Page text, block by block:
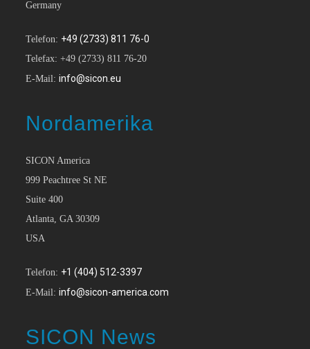
Germany
Telefon: +49 (2733) 811 76-0
Telefax: +49 (2733) 811 76-20
E-Mail:info@sicon.eu
Nordamerika
SICON America
999 Peachtree St NE
Suite 400
Atlanta, GA 30309
USA
Telefon: +1 (404) 512-3397
E-Mail:info@sicon-america.com
SICON News